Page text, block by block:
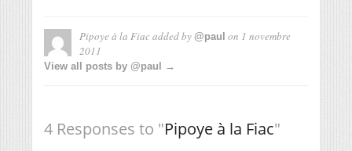
Pipoye à la Fiacadded by @paul on 1 novembre
2011
View all posts by @paul →
4 Responses to "Pipoye à la Fiac"